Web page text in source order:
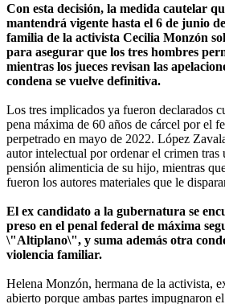
Con esta decisión, la medida cautelar
mantendrá vigente hasta el 6 de junio
familia de la activista Cecilia Monzón
para asegurar que los tres hombres
mientras los jueces revisan las
condena se vuelve definitiva.
Los tres implicados ya fueron declarados
pena máxima de 60 años de cárcel por el
perpetrado en mayo de 2022. López
autor intelectual por ordenar el crimen tras
pensión alimenticia de su hijo, mientras
fueron los autores materiales que le
El ex candidato a la gubernatura se
preso en el penal federal de máxima
\"Altiplano\", y suma además otra
violencia familiar.
Helena Monzón, hermana de la activista,
abierto porque ambas partes impugnaron